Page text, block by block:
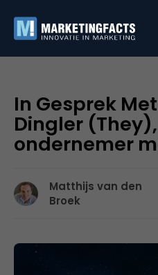
In Gesprek
Dingler
ondernemer
Matthijs van den
Broek